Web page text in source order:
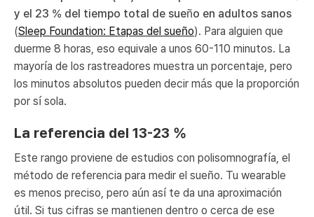
y el 23 % del tiempo total de sueño en adultos sanos
(Sleep Foundation: Etapas del sueño). Para alguien que
duerme 8 horas, eso equivale a unos 60-110 minutos. La
mayoría de los rastreadores muestra un porcentaje, pero
los minutos absolutos pueden decir más que la proporción
por sí sola.
La referencia del 13-23 %
Este rango proviene de estudios con polisomnografía, el
método de referencia para medir el sueño. Tu wearable
es menos preciso, pero aún así te da una aproximación
útil. Si tus cifras se mantienen dentro o cerca de ese